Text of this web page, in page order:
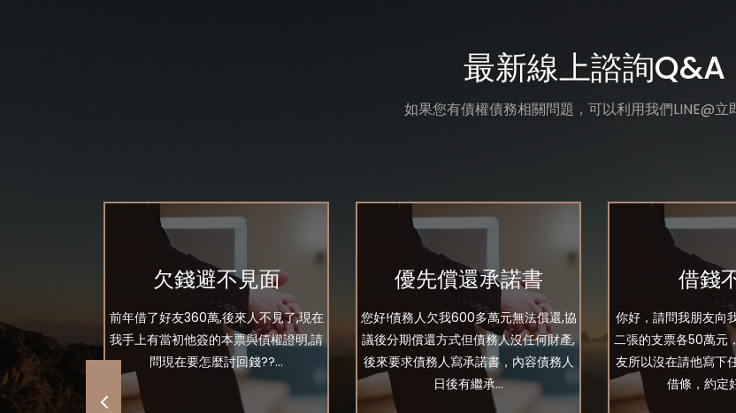
最新線上諮詢Q&A
如果您有債權債務相關問題，可以利用我們LINE@立
友說是a要
到a 我這位
幫我找a出
欠錢避不見面
前年借了好友360萬,後來人不見了,現在
我手上有當初他簽的本票與債權證明,請
問現在要怎麼討回錢??...
優先償還承諾書
您好!債務人欠我600多萬元無法償還,協
議後分期償還方式但債務人沒任何財產,
後來要求債務人寫承諾書，內容債務人
日後有繼承...
借錢
你好，請問我朋友向
二張的支票各50萬元
友所以沒在請他寫下
借條，約定